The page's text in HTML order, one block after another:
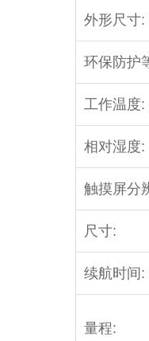
外形尺寸:
环保防护
工作温度:
相对湿度:
触摸屏分
尺寸:
续航时间:
量程: